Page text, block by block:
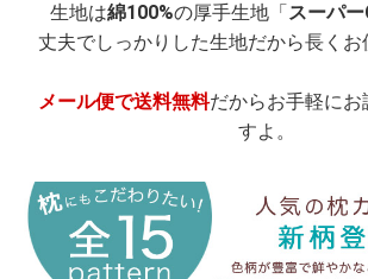
生地は綿100%の厚手生地「 スーパー
丈夫でしっかりした生地だから長くお
メール便で送料無料だからお手軽にお
すよ。